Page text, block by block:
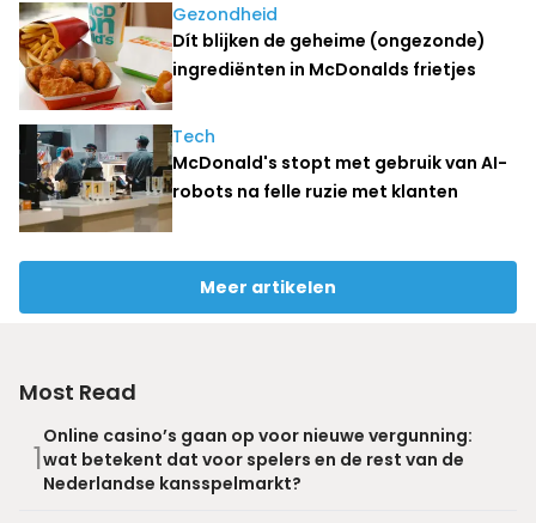
Gezondheid
Dít blijken de geheime (ongezonde)
ingrediënten in McDonalds frietjes
Tech
McDonald's stopt met gebruik van AI-
robots na felle ruzie met klanten
Meer artikelen
Most Read
1
Online casino’s gaan op voor nieuwe vergunning:
wat betekent dat voor spelers en de rest van de
Nederlandse kansspelmarkt?